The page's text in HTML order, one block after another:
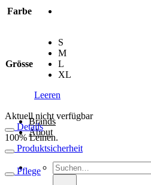
Brands
About
Suche
nach:
Farbe
Grösse
S
M
L
XL
Leeren
Aktuell nicht verfügbar
Details
100% Leinen.
Produktsicherheit
Pflege